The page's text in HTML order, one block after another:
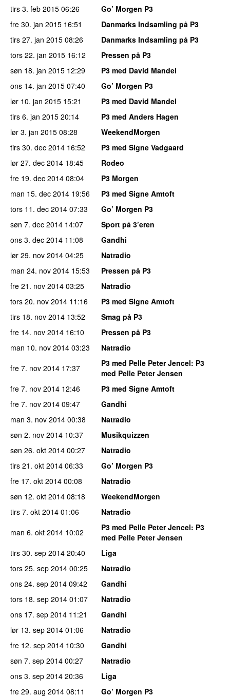
tirs 3. feb 2015 06:26
Go’ Morgen P3
fre 30. jan 2015 16:51
Danmarks Indsamling på P3
tirs 27. jan 2015 08:26
Danmarks Indsamling på P3
tors 22. jan 2015 16:12
Pressen på P3
søn 18. jan 2015 12:29
P3 med David Mandel
ons 14. jan 2015 07:40
Go’ Morgen P3
lør 10. jan 2015 15:21
P3 med David Mandel
tirs 6. jan 2015 20:14
P3 med Anders Hagen
lør 3. jan 2015 08:28
WeekendMorgen
tirs 30. dec 2014 16:52
P3 med Signe Vadgaard
lør 27. dec 2014 18:45
Rodeo
fre 19. dec 2014 08:04
P3 Morgen
man 15. dec 2014 19:56
P3 med Signe Amtoft
tors 11. dec 2014 07:33
Go’ Morgen P3
søn 7. dec 2014 14:07
Sport på 3’eren
ons 3. dec 2014 11:08
Gandhi
lør 29. nov 2014 04:25
Natradio
man 24. nov 2014 15:53
Pressen på P3
fre 21. nov 2014 03:25
Natradio
tors 20. nov 2014 11:16
P3 med Signe Amtoft
tirs 18. nov 2014 13:52
Smag på P3
fre 14. nov 2014 16:10
Pressen på P3
man 10. nov 2014 03:23
Natradio
fre 7. nov 2014 17:37 P3 med Pelle Peter Jencel: P3
med Pelle Peter Jensen
fre 7. nov 2014 12:46
P3 med Signe Amtoft
fre 7. nov 2014 09:47
Gandhi
man 3. nov 2014 00:38
Natradio
søn 2. nov 2014 10:37
Musikquizzen
søn 26. okt 2014 00:27
Natradio
tirs 21. okt 2014 06:33
Go’ Morgen P3
fre 17. okt 2014 00:08
Natradio
søn 12. okt 2014 08:18
WeekendMorgen
tirs 7. okt 2014 01:06
Natradio
man 6. okt 2014 10:02 P3 med Pelle Peter Jencel: P3
med Pelle Peter Jensen
tirs 30. sep 2014 20:40
Liga
tors 25. sep 2014 00:25
Natradio
ons 24. sep 2014 09:42
Gandhi
tors 18. sep 2014 01:07
Natradio
ons 17. sep 2014 11:21
Gandhi
lør 13. sep 2014 01:06
Natradio
fre 12. sep 2014 10:30
Gandhi
søn 7. sep 2014 00:27
Natradio
ons 3. sep 2014 20:36
Liga
fre 29. aug 2014 08:11
Go’ Morgen P3